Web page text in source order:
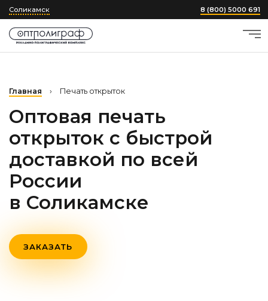
Соликамск 8 (800) 5000 691
Главная › Печать открыток
Оптовая печать
открыток с быстрой
доставкой по всей
России
в Соликамске
ЗАКАЗАТЬ